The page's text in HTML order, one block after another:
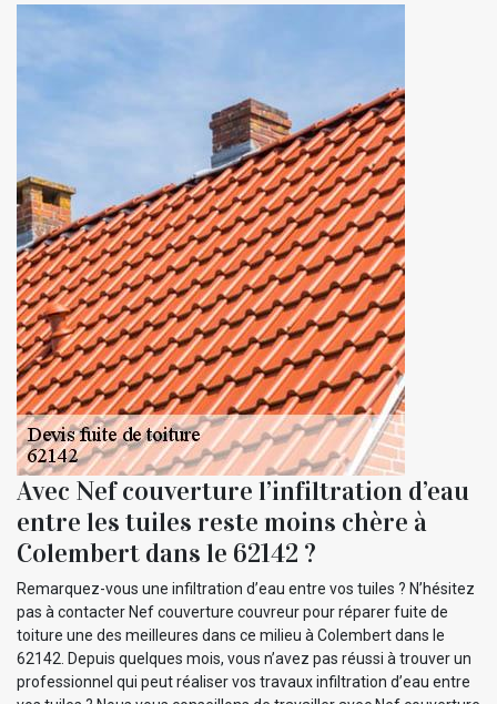
Avec Nef couverture l’infiltration d’eau
entre les tuiles reste moins chère à
Colembert dans le 62142 ?
Remarquez-vous une infiltration d’eau entre vos tuiles ? N’hésitez
pas à contacter Nef couverture couvreur pour réparer fuite de
toiture une des meilleures dans ce milieu à Colembert dans le
62142. Depuis quelques mois, vous n’avez pas réussi à trouver un
professionnel qui peut réaliser vos travaux infiltration d’eau entre